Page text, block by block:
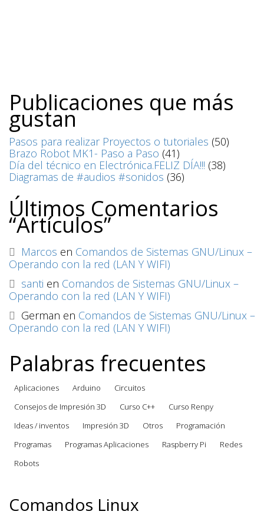
Publicaciones que más
gustan
Pasos para realizar Proyectos o tutoriales (50)
Brazo Robot MK1- Paso a Paso (41)
Día del técnico en Electrónica.FELIZ DÍA!!! (38)
Diagramas de #audios #sonidos (36)
Últimos Comentarios
“Artículos”
Marcos en Comandos de Sistemas GNU/Linux –
Operando con la red (LAN Y WIFI)
santi en Comandos de Sistemas GNU/Linux –
Operando con la red (LAN Y WIFI)
German en Comandos de Sistemas GNU/Linux –
Operando con la red (LAN Y WIFI)
Palabras frecuentes
Aplicaciones Arduino
Circuitos
Consejos de Impresión 3D
Curso C++
Curso Renpy
Ideas / inventos
Impresión 3D Otros
Programación
Programas
Programas Aplicaciones Raspberry Pi
Redes
Robots
Comandos Linux